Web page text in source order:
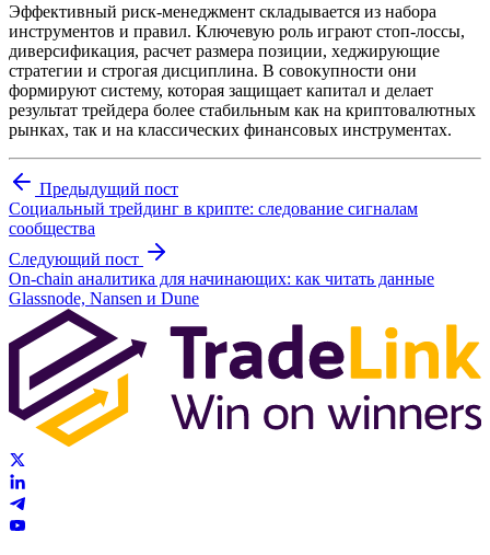
Эффективный риск-менеджмент складывается из набора
инструментов и правил. Ключевую роль играют стоп-лоссы,
диверсификация, расчет размера позиции, хеджирующие
стратегии и строгая дисциплина. В совокупности они
формируют систему, которая защищает капитал и делает
результат трейдера более стабильным как на криптовалютных
рынках, так и на классических финансовых инструментах.
Предыдущий пост
Социальный трейдинг в крипте: следование сигналам
сообщества
Следующий пост
On-chain аналитика для начинающих: как читать данные
Glassnode, Nansen и Dune